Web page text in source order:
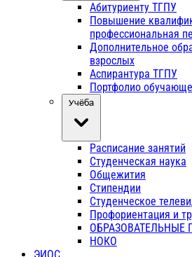
Абитуриенту ТГПУ
Повышение
профессиональная
Дополнительное
взрослых
Аспирантура ТГПУ
Портфолио
Учёба
Расписание занятий
Студенческая наука
Общежития
Стипендии
Студенческое
Профориентация и
ОБРАЗОВАТЕЛЬНЫЕ
НОКО